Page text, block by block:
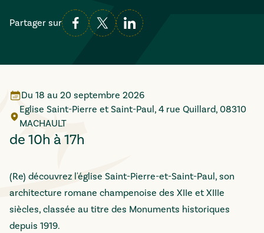
Partager sur
Du 18 au 20 septembre 2026
Eglise Saint-Pierre et Saint-Paul, 4 rue Quillard, 08310
MACHAULT
de 10h à 17h
(Re) découvrez l'église Saint-Pierre-et-Saint-Paul, son
architecture romane champenoise des XIIe et XIIIe
siècles, classée au titre des Monuments historiques
depuis 1919.